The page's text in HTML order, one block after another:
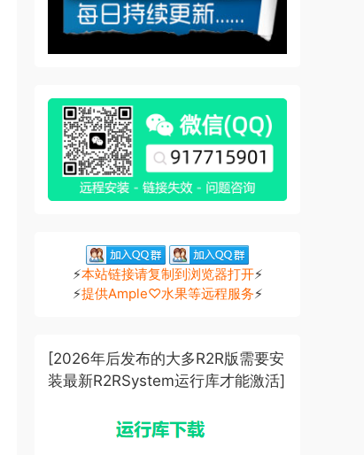
⚡本站链接请复制到浏览器打开⚡
⚡提供Ample♡水果等远程服务⚡
[2026年后发布的大多R2R版需要安
装最新R2RSystem运行库才能激活]